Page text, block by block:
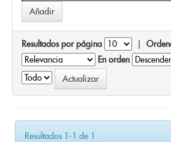
Resultados por página |
En orden
Resultados 1-1 de 1.